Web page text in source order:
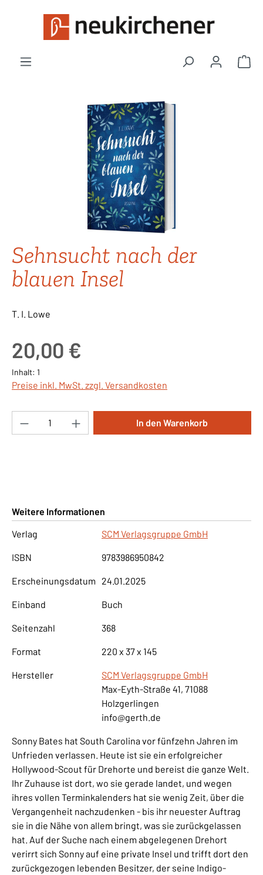
Zum Hauptinhalt springen
Bildergalerie überspringen
Sehnsucht nach der
blauen Insel
T. I. Lowe
20,00 €
Inhalt: 1
Preise inkl. MwSt. zzgl. Versandkosten
Produkt Anzahl: Gib den gewünschten
In den Warenkorb
Weitere Informationen
Verlag
SCM Verlagsgruppe GmbH
ISBN 9783986950842
Erscheinungsdatum 24.01.2025
Einband Buch
Seitenzahl 368
Format 220 x 37 x 145
Hersteller
SCM Verlagsgruppe GmbH
Max-Eyth-Straße 41, 71088
Holzgerlingen
info@gerth.de
Sonny Bates hat South Carolina vor fünfzehn Jahren im
Unfrieden verlassen. Heute ist sie ein erfolgreicher
Hollywood-Scout für Drehorte und bereist die ganze Welt.
Ihr Zuhause ist dort, wo sie gerade landet, und wegen
ihres vollen Terminkalenders hat sie wenig Zeit, über die
Vergangenheit nachzudenken - bis ihr neuester Auftrag
sie in die Nähe von allem bringt, was sie zurückgelassen
hat. Auf der Suche nach einem abgelegenen Drehort
verirrt sich Sonny auf eine private Insel und trifft dort den
zurückgezogen lebenden Besitzer, der seine Indigo-